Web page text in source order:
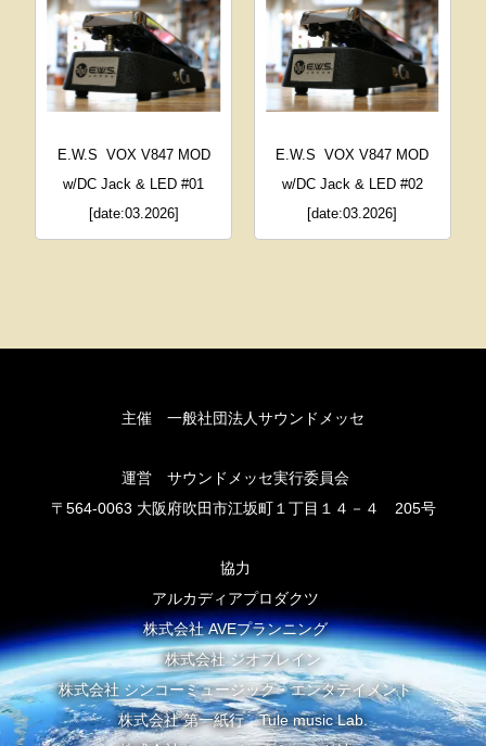
E.W.S VOX V847 MOD
w/DC Jack & LED #01
[date:03.2026]
E.W.S
VOX V847 MOD
w/DC Jack & LED #02
[date:03.2026]
主催 一般社団法人サウンドメッセ
運営 サウンドメッセ実行委員会
〒564-0063 大阪府吹田市江坂町１丁目１４－４ 205号
協力
アルカディアプロダクツ
株式会社 AVEプランニング
株式会社 ジオブレイン
株式会社 シンコーミュージック・エンタテイメント
株式会社 第一紙行 Tule music Lab.